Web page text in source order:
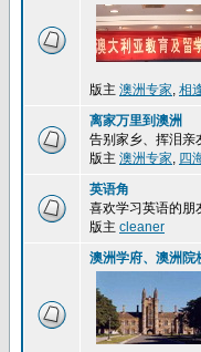
版主 澳洲专家, 相
离家万里到澳洲
告别家乡、挥泪
版主 澳洲专家, 四
英语角
喜欢学习英语的朋
版主 cleaner
澳洲学府、澳洲